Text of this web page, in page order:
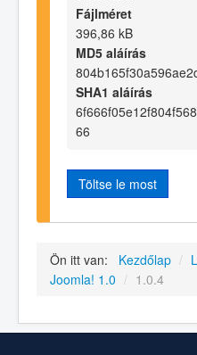
Fájlméret
396,86 kB
MD5 aláírás
SHA1 aláírás
66
Töltse le most
Ön itt van: Kezdőlap /
Joomla! 1.0 / 1.0.4